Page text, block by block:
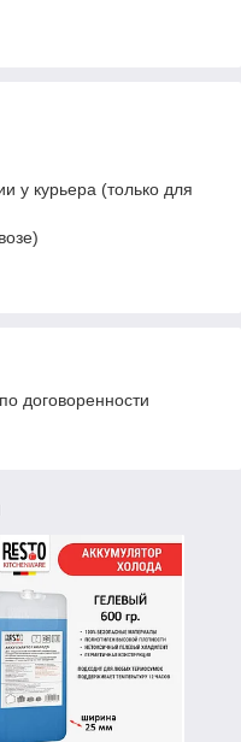
у курьера (только для
договоренности